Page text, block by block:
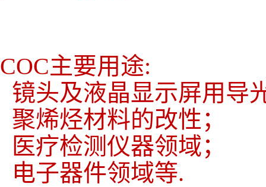
COC主要用途:
镜头及液晶显示屏用导
聚烯烃材料的改性；
医疗检测仪器领域；
电子器件领域等.